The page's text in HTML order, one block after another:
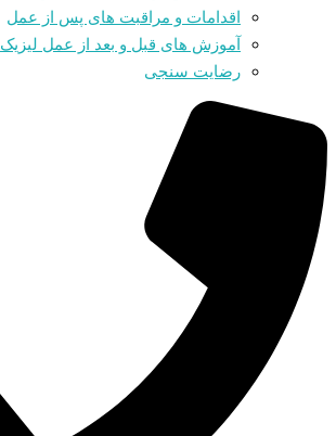
اقدامات و مراقبت های پس از عمل
آموزش های قبل و بعد از عمل لیزیک
رضایت سنجی